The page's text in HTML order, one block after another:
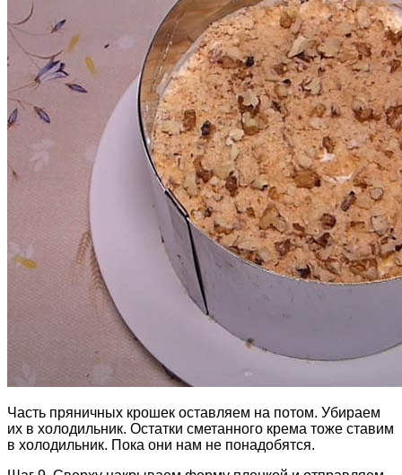
Часть пряничных крошек оставляем на потом. Убираем
их в холодильник. Остатки сметанного крема тоже ставим
в холодильник. Пока они нам не понадобятся.